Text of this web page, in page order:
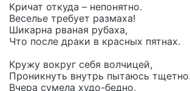
Кричат откуда – непонятно.
Веселье требует размаха!
Шикарна рваная рубаха,
Что после драки в красных пятнах.
Кружу вокруг себя волчицей,
Проникнуть внутрь пытаюсь тщетно.
Вчера сумела худо-бедно,